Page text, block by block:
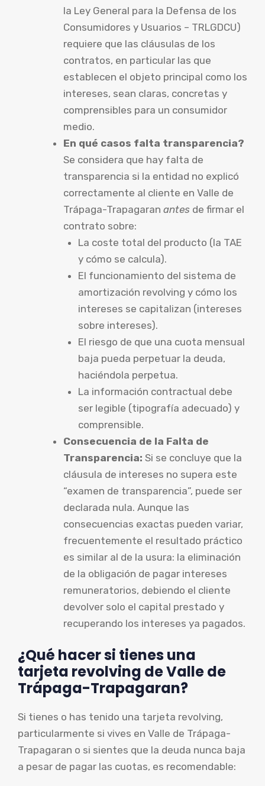
la Ley General para la Defensa de los
Consumidores y Usuarios – TRLGDCU)
requiere que las cláusulas de los
contratos, en particular las que
establecen el objeto principal como los
intereses, sean claras, concretas y
comprensibles para un consumidor
medio.
En qué casos falta transparencia?
Se considera que hay falta de
transparencia si la entidad no explicó
correctamente al cliente en Valle de
Trápaga-Trapagaran antes de firmar el
contrato sobre:
La coste total del producto (la TAE
y cómo se calcula).
El funcionamiento del sistema de
amortización revolving y cómo los
intereses se capitalizan (intereses
sobre intereses).
El riesgo de que una cuota mensual
baja pueda perpetuar la deuda,
haciéndola perpetua.
La información contractual debe
ser legible (tipografía adecuado) y
comprensible.
Consecuencia de la Falta de
Transparencia: Si se concluye que la
cláusula de intereses no supera este
“examen de transparencia”, puede ser
declarada nula. Aunque las
consecuencias exactas pueden variar,
frecuentemente el resultado práctico
es similar al de la usura: la eliminación
de la obligación de pagar intereses
remuneratorios, debiendo el cliente
devolver solo el capital prestado y
recuperando los intereses ya pagados.
¿Qué hacer si tienes una
tarjeta revolving de Valle de
Trápaga-Trapagaran?
Si tienes o has tenido una tarjeta revolving,
particularmente si vives en Valle de Trápaga-
Trapagaran o si sientes que la deuda nunca baja
a pesar de pagar las cuotas, es recomendable: